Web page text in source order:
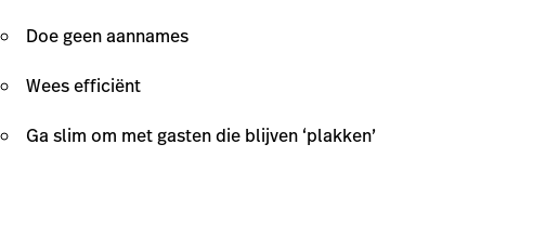
Doe geen aannames
Wees efficiënt
Ga slim om met gasten die blijven ‘plakken’